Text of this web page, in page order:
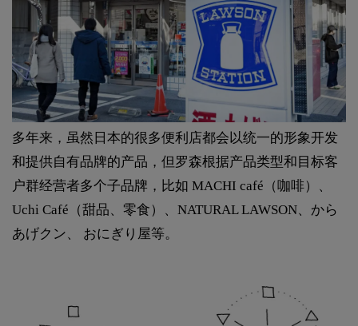
多年来，虽然日本的很多便利店都会以统一的形象开发
和提供自有品牌的产品，但罗森根据产品类型和目标客
户群经营者多个子品牌，比如 MACHI café（咖啡）、
Uchi Café（甜品、零食）、NATURAL LAWSON、から
あげクン、 おにぎり屋等。